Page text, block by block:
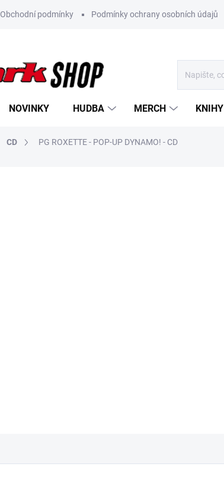
Obchodní podmínky Podmínky ochrany osobních údajů
NOVINKY HUDBA MERCH KNIHY
CD PG ROXETTE - POP-UP DYNAMO! - CD